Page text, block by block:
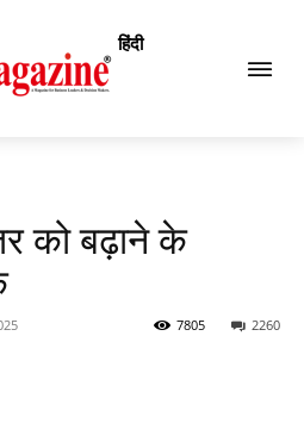
हिंदी
को बढ़ाने के
2260
7805